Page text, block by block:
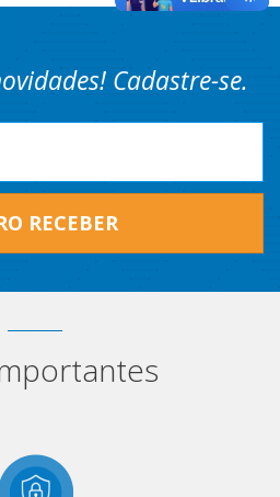
Cadastre-se.
RECEBER